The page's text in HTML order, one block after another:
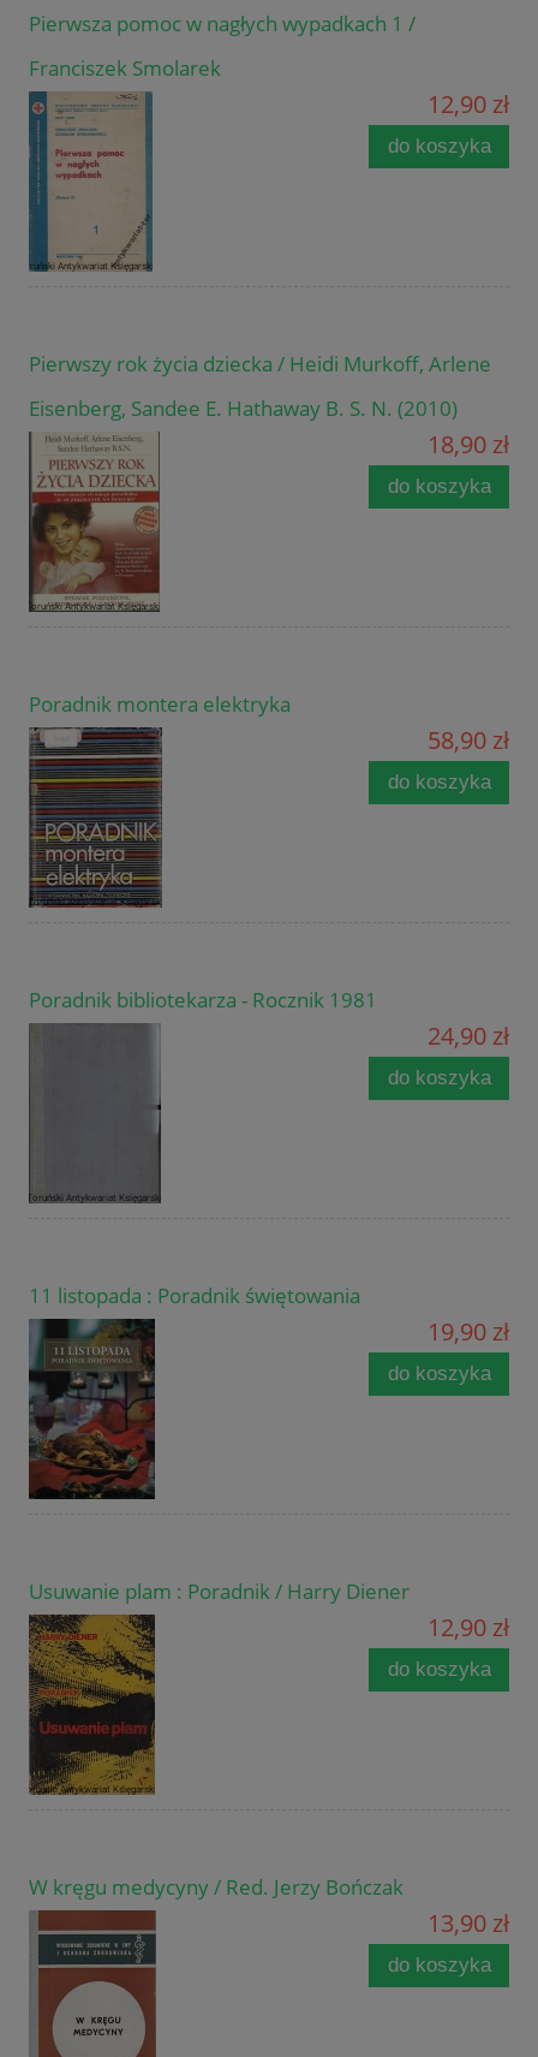
Pierwsza pomoc w nagłych wypadkach 1 /
Franciszek Smolarek
12,90 zł
do koszyka
Pierwszy rok życia dziecka / Heidi Murkoff, Arlene
Eisenberg, Sandee E. Hathaway B. S. N. (2010)
18,90 zł
do koszyka
Poradnik montera elektryka
58,90 zł
do koszyka
Poradnik bibliotekarza - Rocznik 1981
24,90 zł
do koszyka
11 listopada : Poradnik świętowania
19,90 zł
do koszyka
Usuwanie plam : Poradnik / Harry Diener
12,90 zł
do koszyka
W kręgu medycyny / Red. Jerzy Bończak
13,90 zł
do koszyka